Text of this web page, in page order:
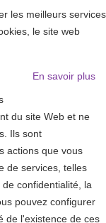
les meilleurs services
le site web
En savoir plus
du site Web et ne
Ils sont
actions que vous
de services, telles
confidentialité, la
pouvez configurer
de l'existence de ces